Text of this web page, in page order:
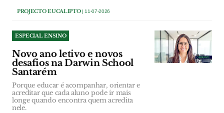
PROJECTO EUCALIPTO| 11-07-2026
ESPECIAL ENSINO
Novo ano letivo e novos
desafios na Darwin School
Santarém
Porque educar é acompanhar, orientar e
acreditar que cada aluno pode ir mais
longe quando encontra quem acredita
nele.